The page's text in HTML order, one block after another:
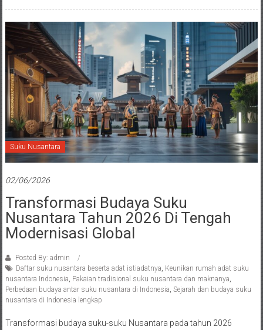
Suku Nusantara
02/06/2026
Transformasi Budaya Suku
Nusantara Tahun 2026 Di Tengah
Modernisasi Global
Posted By: admin
Daftar suku nusantara beserta adat istiadatnya, Keunikan rumah adat suku
nusantara Indonesia, Pakaian tradisional suku nusantara dan maknanya,
Perbedaan budaya antar suku nusantara di Indonesia, Sejarah dan budaya suku
nusantara di Indonesia lengkap
Transformasi budaya suku-suku Nusantara pada tahun 2026